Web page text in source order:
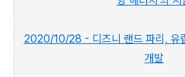
2020/10/28 - 디즈니 랜드 파리, 유
개발